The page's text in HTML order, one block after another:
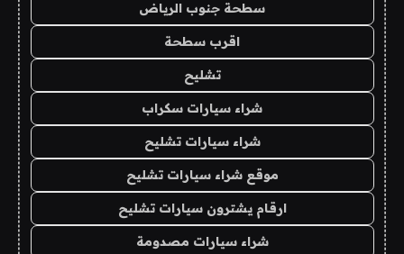
سطحة جنوب الرياض
اقرب سطحة
تشليح
شراء سيارات سكراب
شراء سيارات تشليح
موقع شراء سيارات تشليح
ارقام يشترون سيارات تشليح
شراء سيارات مصدومة